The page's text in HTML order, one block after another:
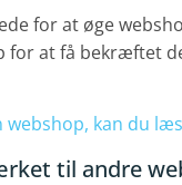
for at øge
at få bekræftet
kan du
til andre